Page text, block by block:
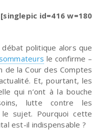
id=416 w=180
politique alors que
le confirme –
de la Cour des Comptes
Et, pourtant, les
qui n’ont à la bouche
lutte contre les
sujet. Pourquoi cette
est-il indispensable ?